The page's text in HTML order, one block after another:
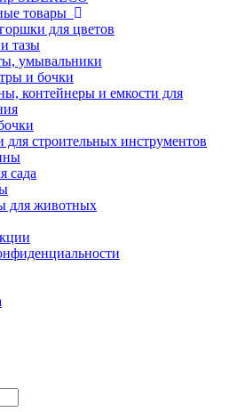
товары
для цветов
тазы
умывальники
и бочки
контейнеры и емкости для
строительных инструментов
сада
для животных